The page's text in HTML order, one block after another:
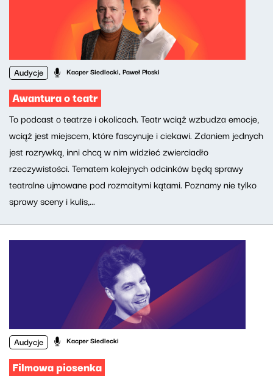
Audycje Kacper Siedlecki, Paweł Płoski
Awantura o teatr
To podcast o teatrze i okolicach. Teatr wciąż wzbudza emocje,
wciąż jest miejscem, które fascynuje i ciekawi. Zdaniem jednych
jest rozrywką, inni chcą w nim widzieć zwierciadło
rzeczywistości. Tematem kolejnych odcinków będą sprawy
teatralne ujmowane pod rozmaitymi kątami. Poznamy nie tylko
sprawy sceny i kulis,...
Audycje Kacper Siedlecki
Filmowa piosenka